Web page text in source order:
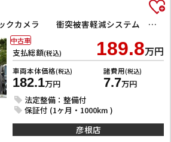
RS 純正ナビ TV バックカメラ 衝突被害軽減システム クリアランスソナー オートクルーズコントロール 両側電動スライドドア スマートキー アイドリングストップ 電動格納ミラー オートライト
支払総額(税込) 189.8万円
車両本体価格(税込)
182.1万円
諸費用(税込)
7.7万円
法定整備：整備付
保証付 (1ヶ月・1000km )
中古車
彦根店